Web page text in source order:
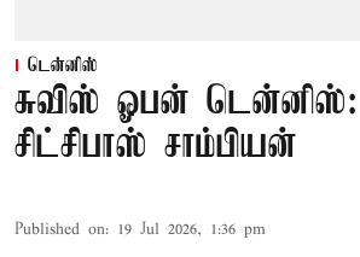
டென்னிஸ்
சுவிஸ் ஓபன் டென்னிஸ்:
சிட்சிபாஸ் சாம்பியன்
Published on: 19 Jul 2026, 1:36 pm